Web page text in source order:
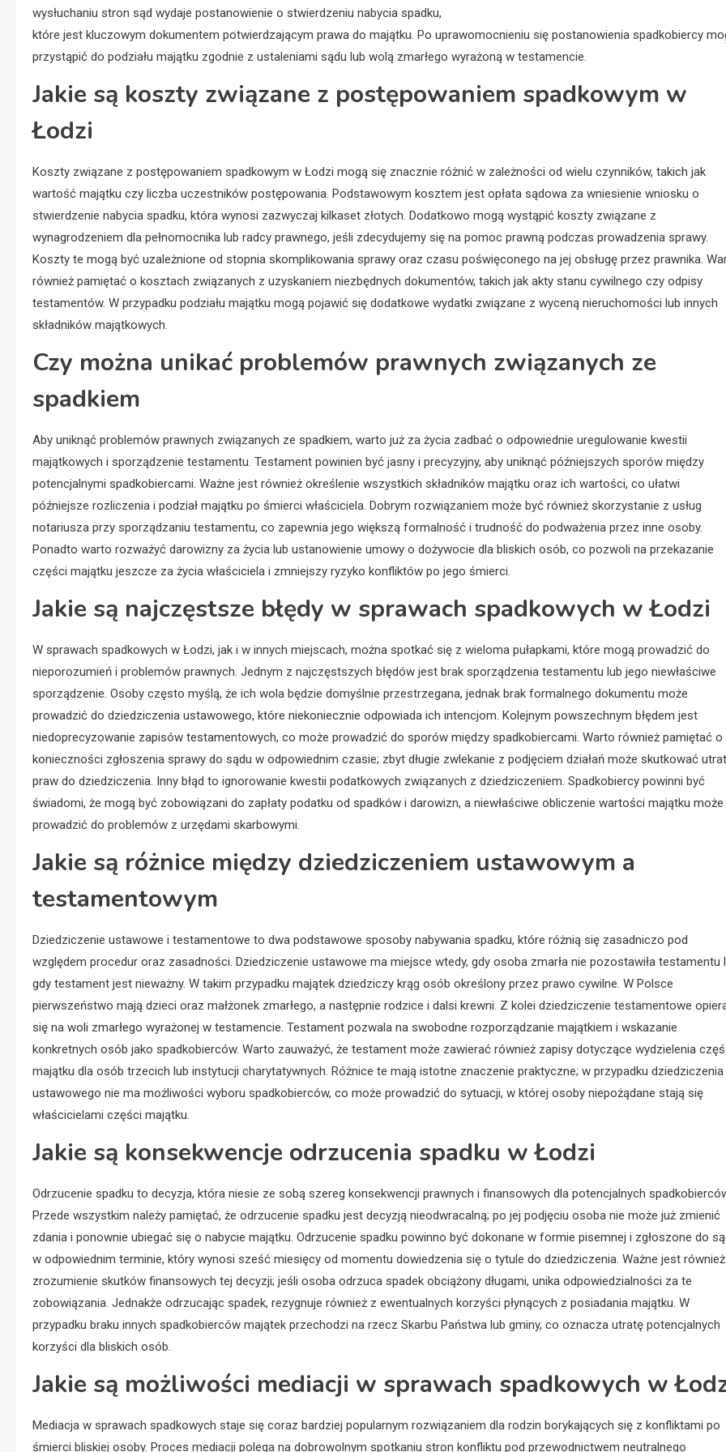
wysłuchaniu stron sąd wydaje postanowienie o stwierdzeniu nabycia spadku,
które jest kluczowym dokumentem potwierdzającym prawa do majątku. Po uprawomocnieniu się postanowienia spadkobiercy
przystąpić do podziału majątku zgodnie z ustaleniami sądu lub wolą zmarłego wyrażoną w testamencie.
Jakie są koszty związane z postępowaniem spadkowym w
Łodzi
Koszty związane z postępowaniem spadkowym w Łodzi mogą się znacznie różnić w zależności od wielu czynników, takich jak
wartość majątku czy liczba uczestników postępowania. Podstawowym kosztem jest opłata sądowa za wniesienie wniosku o
stwierdzenie nabycia spadku, która wynosi zazwyczaj kilkaset złotych. Dodatkowo mogą wystąpić koszty związane z
wynagrodzeniem dla pełnomocnika lub radcy prawnego, jeśli zdecydujemy się na pomoc prawną podczas prowadzenia sprawy.
Koszty te mogą być uzależnione od stopnia skomplikowania sprawy oraz czasu poświęconego na jej obsługę przez prawnika.
również pamiętać o kosztach związanych z uzyskaniem niezbędnych dokumentów, takich jak akty stanu cywilnego czy odpisy
testamentów. W przypadku podziału majątku mogą pojawić się dodatkowe wydatki związane z wyceną nieruchomości lub innych
składników majątkowych.
Czy można unikać problemów prawnych związanych ze
spadkiem
Aby uniknąć problemów prawnych związanych ze spadkiem, warto już za życia zadbać o odpowiednie uregulowanie kwestii
majątkowych i sporządzenie testamentu. Testament powinien być jasny i precyzyjny, aby uniknąć późniejszych sporów między
potencjalnymi spadkobiercami. Ważne jest również określenie wszystkich składników majątku oraz ich wartości, co ułatwi
późniejsze rozliczenia i podział majątku po śmierci właściciela. Dobrym rozwiązaniem może być również skorzystanie z usług
notariusza przy sporządzaniu testamentu, co zapewnia jego większą formalność i trudność do podważenia przez inne osoby.
Ponadto warto rozważyć darowizny za życia lub ustanowienie umowy o dożywocie dla bliskich osób, co pozwoli na przekazanie
części majątku jeszcze za życia właściciela i zmniejszy ryzyko konfliktów po jego śmierci.
Jakie są najczęstsze błędy w sprawach spadkowych w Łodzi
W sprawach spadkowych w Łodzi, jak i w innych miejscach, można spotkać się z wieloma pułapkami, które mogą prowadzić do
nieporozumień i problemów prawnych. Jednym z najczęstszych błędów jest brak sporządzenia testamentu lub jego niewłaściwe
sporządzenie. Osoby często myślą, że ich wola będzie domyślnie przestrzegana, jednak brak formalnego dokumentu może
prowadzić do dziedziczenia ustawowego, które niekoniecznie odpowiada ich intencjom. Kolejnym powszechnym błędem jest
niedoprecyzowanie zapisów testamentowych, co może prowadzić do sporów między spadkobiercami. Warto również pamiętać o
konieczności zgłoszenia sprawy do sądu w odpowiednim czasie; zbyt długie zwlekanie z podjęciem działań może skutkować
praw do dziedziczenia. Inny błąd to ignorowanie kwestii podatkowych związanych z dziedziczeniem. Spadkobiercy powinni być
świadomi, że mogą być zobowiązani do zapłaty podatku od spadków i darowizn, a niewłaściwe obliczenie wartości majątku może
prowadzić do problemów z urzędami skarbowymi.
Jakie są różnice między dziedziczeniem ustawowym a
testamentowym
Dziedziczenie ustawowe i testamentowe to dwa podstawowe sposoby nabywania spadku, które różnią się zasadniczo pod
względem procedur oraz zasadności. Dziedziczenie ustawowe ma miejsce wtedy, gdy osoba zmarła nie pozostawiła testamentu
gdy testament jest nieważny. W takim przypadku majątek dziedziczy krąg osób określony przez prawo cywilne. W Polsce
pierwszeństwo mają dzieci oraz małżonek zmarłego, a następnie rodzice i dalsi krewni. Z kolei dziedziczenie testamentowe
się na woli zmarłego wyrażonej w testamencie. Testament pozwala na swobodne rozporządzanie majątkiem i wskazanie
konkretnych osób jako spadkobierców. Warto zauważyć, że testament może zawierać również zapisy dotyczące wydzielenia
majątku dla osób trzecich lub instytucji charytatywnych. Różnice te mają istotne znaczenie praktyczne; w przypadku dziedziczenia
ustawowego nie ma możliwości wyboru spadkobierców, co może prowadzić do sytuacji, w której osoby niepożądane stają się
właścicielami części majątku.
Jakie są konsekwencje odrzucenia spadku w Łodzi
Odrzucenie spadku to decyzja, która niesie ze sobą szereg konsekwencji prawnych i finansowych dla potencjalnych
Przede wszystkim należy pamiętać, że odrzucenie spadku jest decyzją nieodwracalną; po jej podjęciu osoba nie może już zmienić
zdania i ponownie ubiegać się o nabycie majątku. Odrzucenie spadku powinno być dokonane w formie pisemnej i zgłoszone do
w odpowiednim terminie, który wynosi sześć miesięcy od momentu dowiedzenia się o tytule do dziedziczenia. Ważne jest również
zrozumienie skutków finansowych tej decyzji; jeśli osoba odrzuca spadek obciążony długami, unika odpowiedzialności za te
zobowiązania. Jednakże odrzucając spadek, rezygnuje również z ewentualnych korzyści płynących z posiadania majątku. W
przypadku braku innych spadkobierców majątek przechodzi na rzecz Skarbu Państwa lub gminy, co oznacza utratę potencjalnych
korzyści dla bliskich osób.
Jakie są możliwości mediacji w sprawach spadkowych w
Mediacja w sprawach spadkowych staje się coraz bardziej popularnym rozwiązaniem dla rodzin borykających się z konfliktami po
śmierci bliskiej osoby. Proces mediacji polega na dobrowolnym spotkaniu stron konfliktu pod przewodnictwem neutralnego